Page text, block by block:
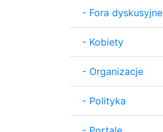
- Fora dyskusyjne
- Kobiety
- Organizacje
- Polityka